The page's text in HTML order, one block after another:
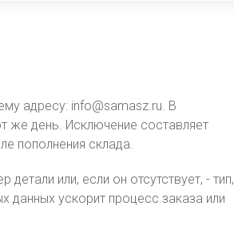
адресу: info@samasz.ru. В
же день. Исключение составляет
пополнения склада.
или, если он отсутствует, - тип,
ускорит процесс заказа или